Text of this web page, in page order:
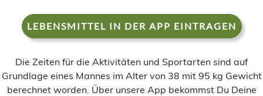
LEBENSMITTEL IN DER APP EINTRAGEN
Die Zeiten für die Aktivitäten und Sportarten sind auf
Grundlage eines Mannes im Alter von 38 mit 95 kg Gewicht
berechnet worden. Über unsere App bekommst Du Deine